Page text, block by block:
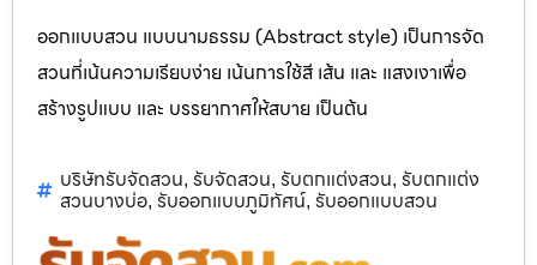
ออกแบบสวน แบบนามธรรม (Abstract style) เป็นการจัด
สวนที่เน้นความเรียบง่าย เน้นการใช้สี เส้น และ แสงเงาเพื่อ
สร้างรูปแบบ และ บรรยากาศให้สบาย เป็นต้น
บริษัทรับจัดสวน, รับจัดสวน, รับตกแต่งสวน, รับตกแต่ง
สวนบางบ่อ, รับออกแบบภูมิทัศน์, รับออกแบบสวน